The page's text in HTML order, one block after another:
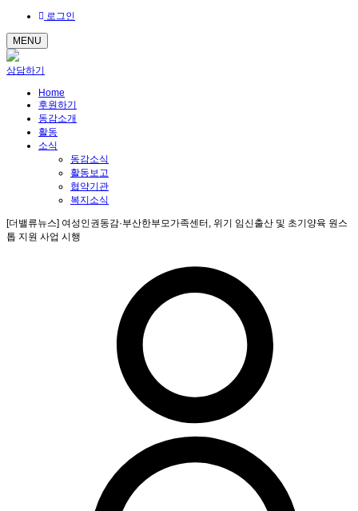
로그인
MENU
상담하기
Home
후원하기
동감소개
활동
소식
동감소식
활동보고
협약기관
복지소식
[더밸류뉴스] 여성인권동감·부산한부모가족센터, 위기 임신출산 및 초기양육 원스
톱 지원 사업 시행